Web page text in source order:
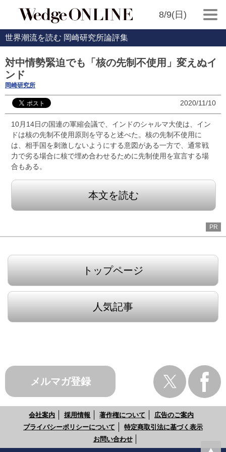
8/9(日)
世界潮流を読む 岡崎研究所論評集
対中情勢緊迫でも「核の先制不使用」変えぬイ
ンド
岡崎研究所
2020/11/10
10月14日の国連の軍縮会議で、インドのシャルマ大使は、イン
ドは核の先制不使用原則を守ると述べた。核の先制不使用に
は、相手国を刺激しないようにする意図がある一方で、通常戦
力で劣る場合に核で埋め合わせるために先制使用を宣言する場
合もある。
本文を読む
PR
トップページ
人気記事
メルマガ登録
会社案内 採用情報 著作権について
広告のご案内
プライバシーポリシーについて
特定商取引法に基づく表示
お問い合わせ